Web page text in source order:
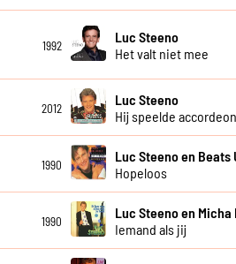
1992
Luc Steeno
Het valt niet mee
2012
Luc Steeno
Hij speelde accordeon
1990
Luc Steeno en Beats
Hopeloos
1990
Luc Steeno en Micha
Iemand als jij